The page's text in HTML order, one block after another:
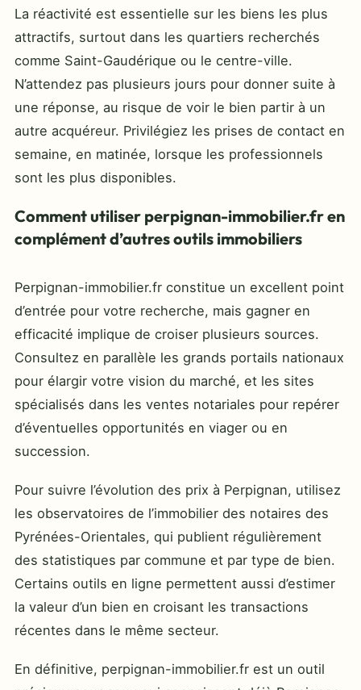
La réactivité est essentielle sur les biens les plus
attractifs, surtout dans les quartiers recherchés
comme Saint-Gaudérique ou le centre-ville.
N’attendez pas plusieurs jours pour donner suite à
une réponse, au risque de voir le bien partir à un
autre acquéreur. Privilégiez les prises de contact en
semaine, en matinée, lorsque les professionnels
sont les plus disponibles.
Comment utiliser perpignan-immobilier.fr en
complément d’autres outils immobiliers
Perpignan-immobilier.fr constitue un excellent point
d’entrée pour votre recherche, mais gagner en
efficacité implique de croiser plusieurs sources.
Consultez en parallèle les grands portails nationaux
pour élargir votre vision du marché, et les sites
spécialisés dans les ventes notariales pour repérer
d’éventuelles opportunités en viager ou en
succession.
Pour suivre l’évolution des prix à Perpignan, utilisez
les observatoires de l’immobilier des notaires des
Pyrénées-Orientales, qui publient régulièrement
des statistiques par commune et par type de bien.
Certains outils en ligne permettent aussi d’estimer
la valeur d’un bien en croisant les transactions
récentes dans le même secteur.
En définitive, perpignan-immobilier.fr est un outil